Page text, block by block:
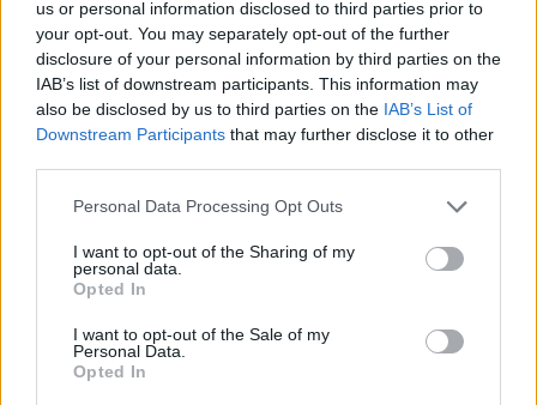
us or personal information disclosed to third parties prior to
your opt-out. You may separately opt-out of the further
disclosure of your personal information by third parties on the
IAB’s list of downstream participants. This information may
also be disclosed by us to third parties on the IAB’s List of
Downstream Participants that may further disclose it to other
Please note that this website/app uses one or more Google
not limited to your visit or usage behaviour. You may click to
grant or deny consent to Google and its third-party tags to
use your data for below specified purposes in below Google
consent section.
Personal Data Processing Opt Outs
I want to opt-out of the Sharing of my
personal data.
Opted In
I want to opt-out of the Sale of my
Personal Data.
Opted In
Αν τα χάσατε
Μυστράς: Παθολογικά αίτια
ιατροδικαστική εκτίμηση
για τον θάνατο του
90χρονου, που έκρυψε ο
συνταγή και τα